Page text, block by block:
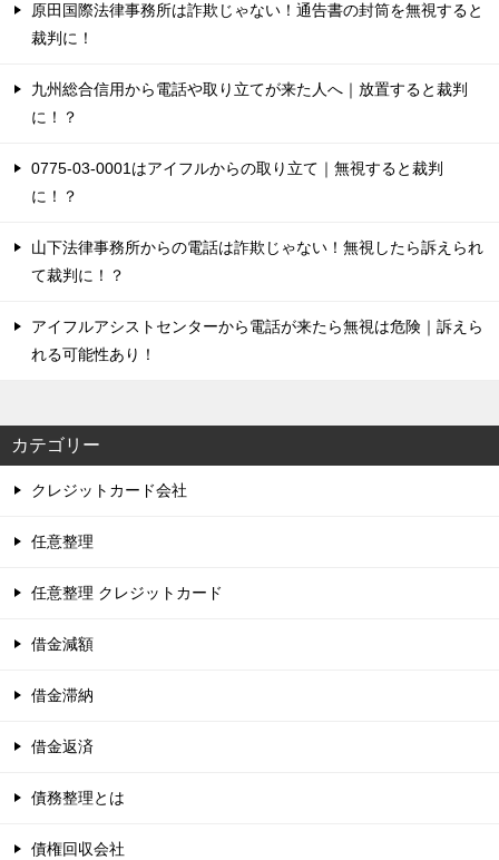
ー
ョ
原田国際法律事務所は詐欺じゃない！通告書の封筒を無視すると
裁判に！
九州総合信用から電話や取り立てが来た人へ｜放置すると裁判
に！？
0775-03-0001はアイフルからの取り立て｜無視すると裁判
に！？
山下法律事務所からの電話は詐欺じゃない！無視したら訴えられ
て裁判に！？
アイフルアシストセンターから電話が来たら無視は危険｜訴えら
れる可能性あり！
カテゴリー
クレジットカード会社
任意整理
任意整理 クレジットカード
借金減額
借金滞納
借金返済
債務整理とは
債権回収会社